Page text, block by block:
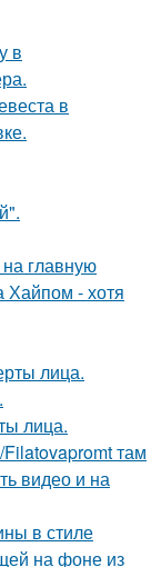
в
в
главную
Хайпом - хотя
лица.
лица.
там
видео и на
в стиле
на фоне из